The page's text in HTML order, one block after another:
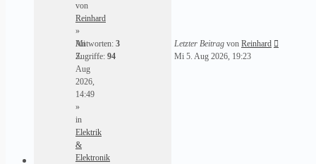
von
Reinhard
»
Mi
5.
Aug
2026,
14:49
»
in
Elektrik
&
Elektronik
Antworten: 3
Zugriffe: 94
Letzter Beitrag von Reinhard
Mi 5. Aug 2026, 19:23